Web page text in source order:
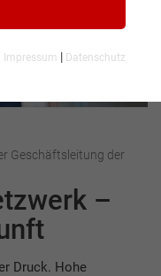
Geschäftsleitung der
–
Druck. Hohe
Impressum | Datenschutz